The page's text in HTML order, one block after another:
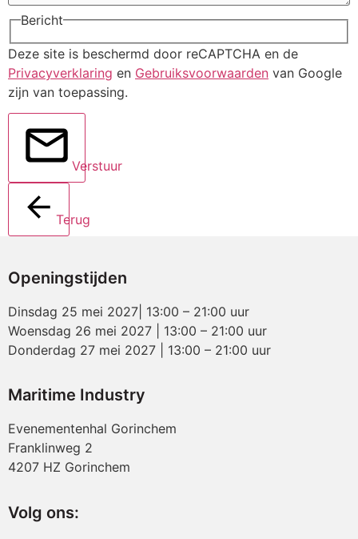
Bericht
Deze site is beschermd door reCAPTCHA en de
Privacyverklaring en Gebruiksvoorwaarden van Google
zijn van toepassing.
Verstuur
Terug
Openingstijden
Dinsdag 25 mei 2027| 13:00 – 21:00 uur
Woensdag 26 mei 2027 | 13:00 – 21:00 uur
Donderdag 27 mei 2027 | 13:00 – 21:00 uur
Maritime Industry
Evenementenhal Gorinchem
Franklinweg 2
4207 HZ Gorinchem
Volg ons: